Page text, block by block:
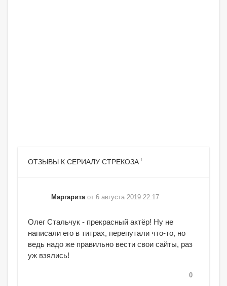
ОТЗЫВЫ К СЕРИАЛУ СТРЕКОЗА 1
Маргарита от 6 августа 2019 22:17
0
Олег Стальчук - прекрасный актёр! Ну не
написали его в титрах, перепутали что-то, но
ведь надо же правильно вести свои сайты, раз
уж взялись!